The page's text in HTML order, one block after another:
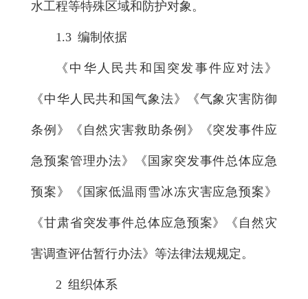
水工程等特殊区域和防护对象。
1.3 编制依据
《中华人民共和国突发事件应对法》
《中华人民共和国气象法》《气象灾害防御
条例》《自然灾害救助条例》《突发事件应
急预案管理办法》《国家突发事件总体应急
预案》《国家低温雨雪冰冻灾害应急预案》
《甘肃省突发事件总体应急预案》《自然灾
害调查评估暂行办法》等法律法规规定。
2 组织体系